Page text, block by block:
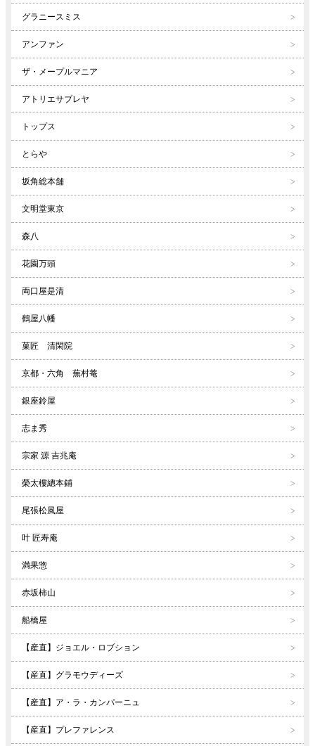
グラニースミス
アンファン
ザ・メープルマニア
アトリエサブレヤ
トップス
とらや
坂角総本舗
文明堂東京
森八
花園万頭
両口屋是清
鶴屋八幡
菓匠 清閑院
京都・六角 蕪村菴
銀座鈴屋
志ま秀
宗家 源 吉兆庵
榮太樓總本鋪
尾張松風屋
叶 匠寿庵
満果惣
赤坂柿山
船橋屋
【産直】ジョエル・ロブション
【産直】グラモウディーズ
【産直】ア・ラ・カンパーニュ
【産直】プレファレンス